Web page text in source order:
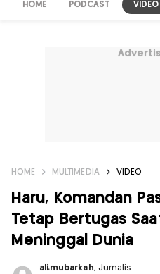
HOME PODCAST VIDEO
HOME MULTIMEDIA VIDEO
Haru, Komandan
Tetap Bertugas
Meninggal Dunia
ali.mubarkah, Jurnalis